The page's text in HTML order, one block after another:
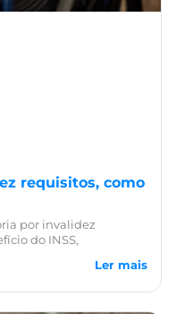
requisitos, como
por invalidez
do INSS,
Ler mais